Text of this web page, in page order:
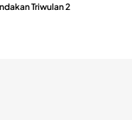
Triwulan 2